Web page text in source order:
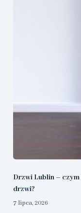
Drzwi Lublin –
drzwi?
7 lipca, 2026